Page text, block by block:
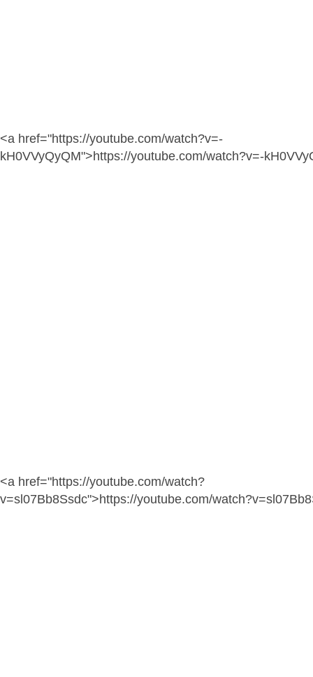
<a href="https://youtube.com/watch?v=-
kH0VVyQyQM">https://youtube.com/watch?v=-
<a href="https://youtube.com/watch?
v=sl07Bb8Ssdc">https://youtube.com/